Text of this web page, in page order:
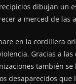
dibujan un
a merced de las
en la cordillera
Gracias a
también
desaparecidos